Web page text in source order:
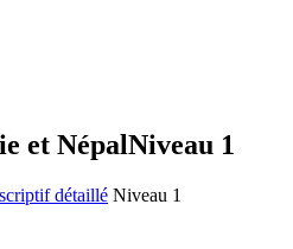
et NépalNiveau 1
détaillé Niveau 1